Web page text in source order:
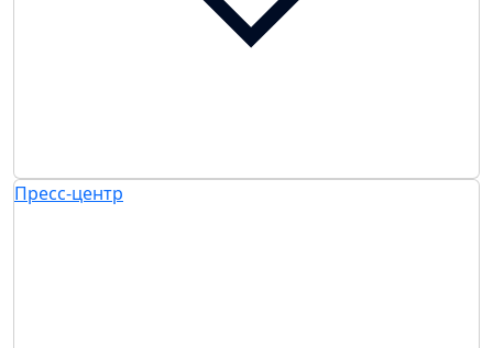
Пресс-центр